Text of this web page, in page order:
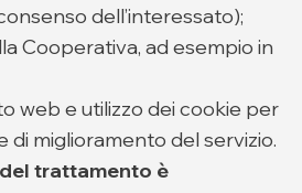
dell’interessato);
Cooperativa, ad esempio in
web e utilizzo dei cookie per
di miglioramento del servizio.
trattamento è